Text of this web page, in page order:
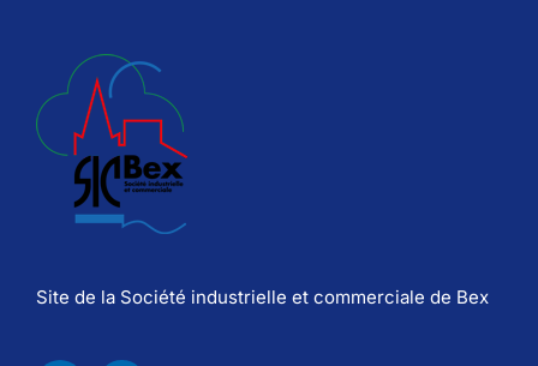
Site de la Société industrielle et commerciale de Bex